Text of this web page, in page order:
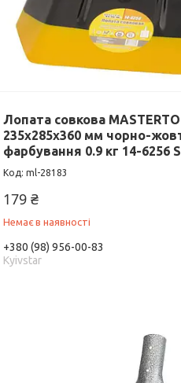
Лопата совкова
235х285х360 мм чорно-
фарбування 0.9 кг 14-6256
ml-28183
179 ₴
Немає в наявності
+380 (98) 956-00-83
Kyivstar